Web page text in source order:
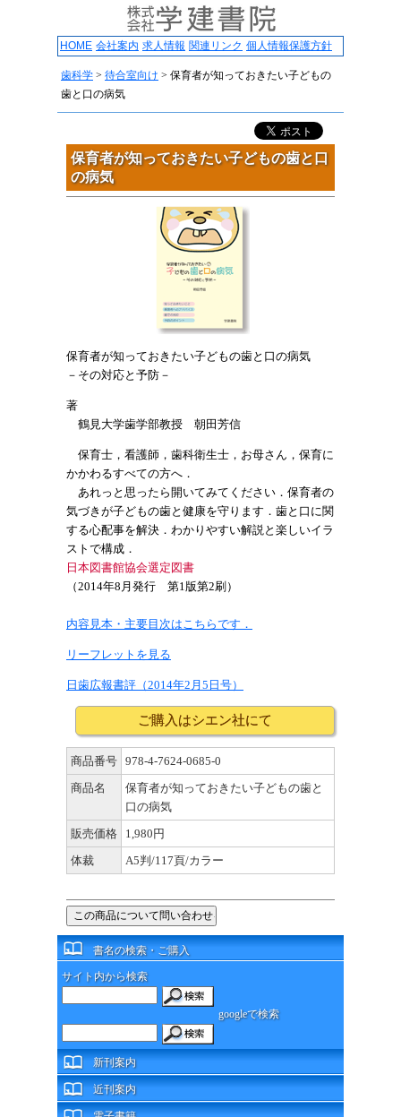
HOME 会社案内 求人情報 関連リンク 個人情報保護方針
歯科学 > 待合室向け > 保育者が知っておきたい子どもの
歯と口の病気
保育者が知っておきたい子どもの歯と口
の病気
保育者が知っておきたい子どもの歯と口の病気
－その対応と予防－
著
鶴見大学歯学部教授 朝田芳信
保育士，看護師，歯科衛生士，お母さん，保育に
かかわるすべての方へ．
あれっと思ったら開いてみてください．保育者の
気づきが子どもの歯と健康を守ります．歯と口に関
する心配事を解決．わかりやすい解説と楽しいイラ
ストで構成．
日本図書館協会選定図書
（2014年8月発行 第1版第2刷）
内容見本・主要目次はこちらです．
リーフレットを見る
日歯広報書評（2014年2月5日号）
ご購入はシエン社にて
商品番号 978-4-7624-0685-0
商品名
保育者が知っておきたい子どもの歯と
口の病気
販売価格
1,980円
体裁
A5判/117頁/カラー
書名の検索・ご購入
サイト内から検索
googleで検索
新刊案内
近刊案内